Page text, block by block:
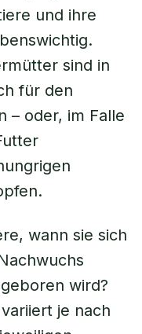
und ihre
sind in
für den
– oder, im Falle
wann sie sich
wird?
je nach